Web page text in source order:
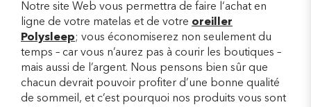
Notre site Web vous permettra de faire l‘achat en
ligne de votre matelas et de votre oreiller
Polysleep; vous économiserez non seulement du
temps – car vous n’aurez pas à courir les boutiques –
mais aussi de l’argent. Nous pensons bien sûr que
chacun devrait pouvoir profiter d’une bonne qualité
de sommeil, et c’est pourquoi nos produits vous sont